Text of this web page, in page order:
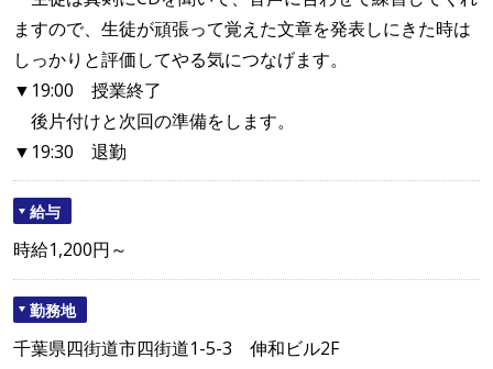
ますので、生徒が頑張って覚えた文章を発表しにきた時は
しっかりと評価してやる気につなげます。
▼19:00 授業終了
後片付けと次回の準備をします。
▼19:30 退勤
給与
時給1,200円～
勤務地
千葉県四街道市四街道1-5-3 伸和ビル2F